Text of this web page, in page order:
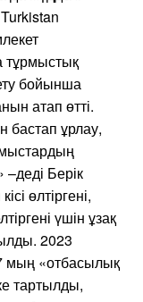
бойынша
атап өтті.
бастап ұрлау,
–деді Берік
өлтіргені,
үшін ұзақ
2023
мың «отбасылық
тартылды,